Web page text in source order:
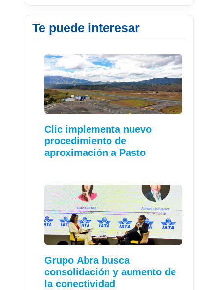
Te puede interesar
Clic implementa nuevo
procedimiento de
aproximación a Pasto
Grupo Abra busca
consolidación y aumento de
la conectividad